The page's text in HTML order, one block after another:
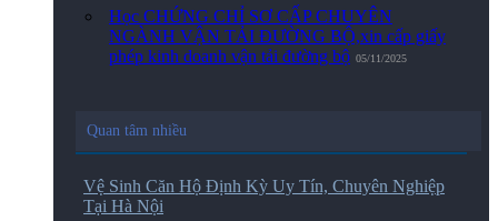
Học CHỨNG CHỈ SƠ CẤP CHUYÊN
NGÀNH VẬN TẢI ĐƯỜNG BỘ,xin cấp giấy
phép kinh doanh vận tải đường bộ 05/11/2025
Quan tâm nhiều
Vệ Sinh Căn Hộ Định Kỳ Uy Tín, Chuyên Nghiệp
Tại Hà Nội